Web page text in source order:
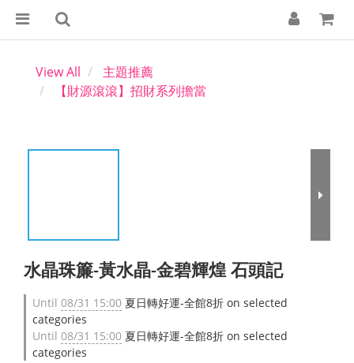
View All
主題推薦
【財源滾滾】招財系列擔當
水晶珠簾-黃水晶-金碧輝煌 石頭記
Until 08/31 15:00 夏日轉好運-全館8折 on selected
categories
Until 08/31 15:00 夏日轉好運-全館8折 on selected
categories